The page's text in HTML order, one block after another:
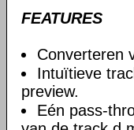
FEATURES
Converteren
Intuïtieve
preview.
Eén pass-